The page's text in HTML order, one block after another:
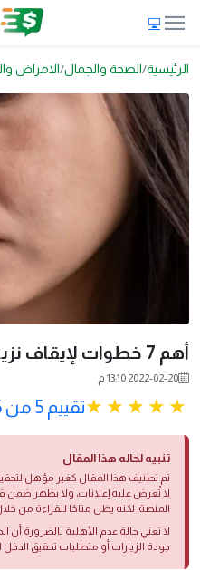
الرئيسية الصحة والجمال الامراض
أهم 7 خطوات لإيقاف نزيف الانف
2022-02-20 13:10 م
تقييم 5 من 5.
تنبيه لحاله هذا المقال
تم تصنيف هذا المقال كغير مؤهل
لا تُعرض عليه إعلانات، ولا يظهر ضمن
المنصة، لكنه يظل متاحًا للقراءة من
لا تعني حالة عدم الأهلية بالضرورة أن
جودة الزيارات أو متطلبات تحقيق